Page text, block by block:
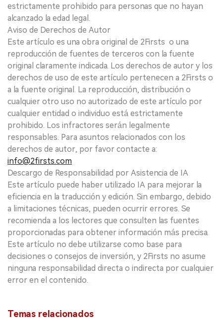
estrictamente prohibido para personas que no hayan
alcanzado la edad legal.
Aviso de Derechos de Autor
Este artículo es una obra original de 2Firsts o una
reproducción de fuentes de terceros con la fuente
original claramente indicada. Los derechos de autor y los
derechos de uso de este artículo pertenecen a 2Firsts o
a la fuente original. La reproducción, distribución o
cualquier otro uso no autorizado de este artículo por
cualquier entidad o individuo está estrictamente
prohibido. Los infractores serán legalmente
responsables. Para asuntos relacionados con los
derechos de autor, por favor contacte a:
info@2firsts.com
Descargo de Responsabilidad por Asistencia de IA
Este artículo puede haber utilizado IA para mejorar la
eficiencia en la traducción y edición. Sin embargo, debido
a limitaciones técnicas, pueden ocurrir errores. Se
recomienda a los lectores que consulten las fuentes
proporcionadas para obtener información más precisa.
Este artículo no debe utilizarse como base para
decisiones o consejos de inversión, y 2Firsts no asume
ninguna responsabilidad directa o indirecta por cualquier
error en el contenido.
Temas relacionados